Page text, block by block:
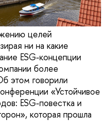
целей
ни на какие
ESG-концепции
более
этом говорили
«Устойчивое
ESG-повестка и
которая прошла